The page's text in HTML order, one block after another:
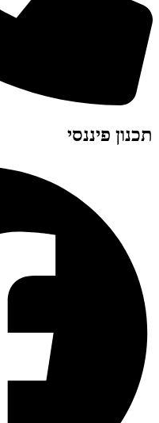
תכנון פיננסי